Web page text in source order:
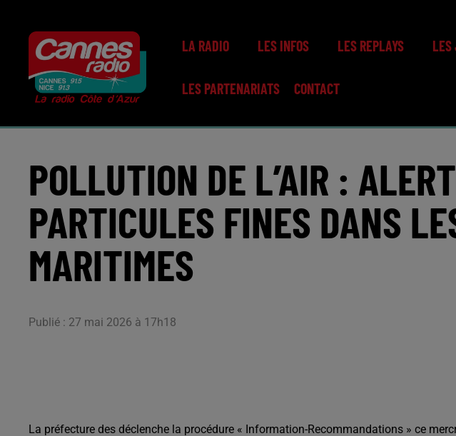
LA RADIO LES INFOS LES REPLAYS LES
LES PARTENARIATS CONTACT
POLLUTION DE L’AIR :
PARTICULES FINES DANS
MARITIMES
Publié : 27 mai 2026 à 17h18
La préfecture des déclenche la procédure « Information-Recommandations » ce